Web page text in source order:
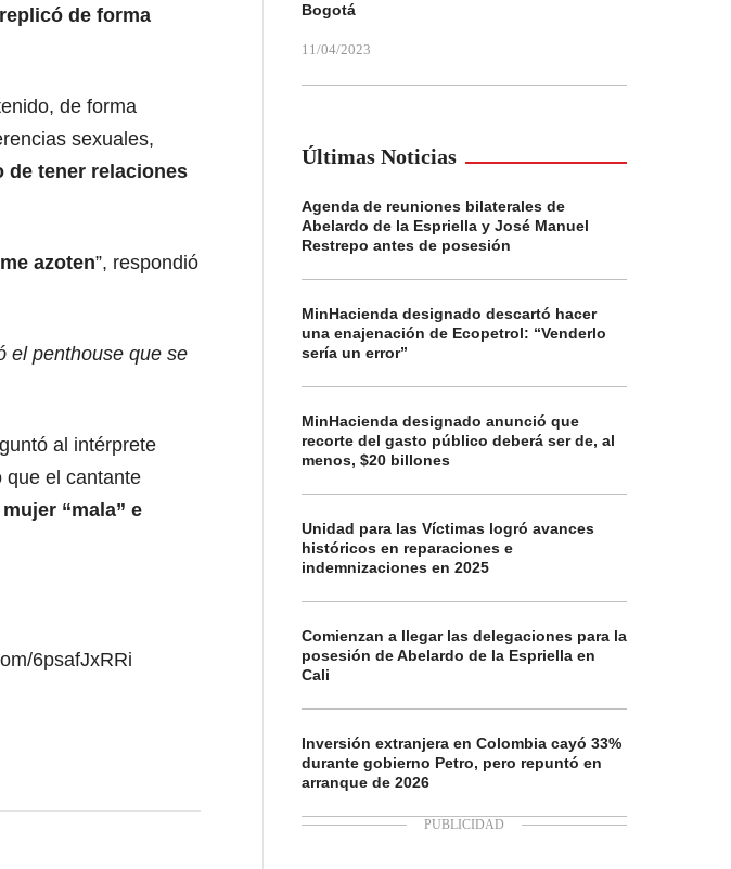
de forma
de forma
sexuales,
de tener relaciones
azoten”, respondió
el penthouse que se
al intérprete
que el cantante
“mala” e
6psafJxRRi
Bogotá
11/04/2023
Últimas Noticias
Agenda de reuniones bilaterales de
Abelardo de la Espriella y José Manuel
Restrepo antes de posesión
MinHacienda designado descartó hacer
una enajenación de Ecopetrol: “Venderlo
sería un error”
MinHacienda designado anunció que
recorte del gasto público deberá ser de, al
menos, $20 billones
Unidad para las Víctimas logró avances
históricos en reparaciones e
indemnizaciones en 2025
Comienzan a llegar las delegaciones para la
posesión de Abelardo de la Espriella en
Cali
Inversión extranjera en Colombia cayó 33%
durante gobierno Petro, pero repuntó en
arranque de 2026